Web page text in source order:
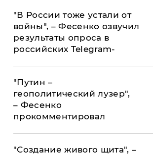
"В России тоже устали от
войны", – Фесенко озвучил
результаты опроса в
российских Telegram-
"Путин –
геополитический лузер",
– Фесенко
прокомментировал
"Создание живого щита", –